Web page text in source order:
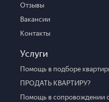
Отзывы
Вакансии
Контакты
Услуги
Помощь в подборе
ПРОДАТЬ КВАРТИРУ?
Помощь в сопровождении